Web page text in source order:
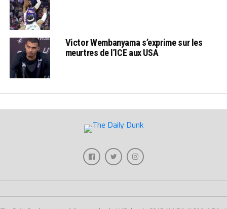
Victor Wembanyama s’exprime sur les
meurtres de l’ICE aux USA